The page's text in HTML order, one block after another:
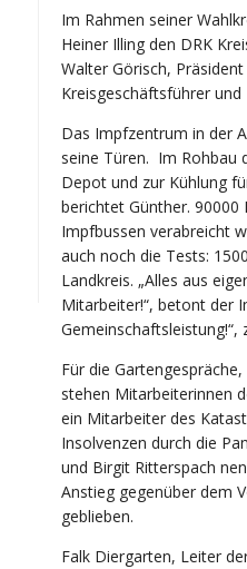
Im Rahmen seiner
Heiner Illing den DRK
Walter Görisch,
Kreisgeschäftsführer
Das Impfzentrum in der
seine Türen. Im Rohbau
Depot und zur Kühlung
berichtet Günther.
Impfbussen verabreicht
auch noch die Tests:
Landkreis. „Alles aus
Mitarbeiter!“, betont der
Für die
stehen Mitarbeiterinnen
ein Mitarbeiter des
Insolvenzen durch die
und Birgit Ritterspach
Anstieg gegenüber dem
geblieben.
Falk Diergarten, Leiter